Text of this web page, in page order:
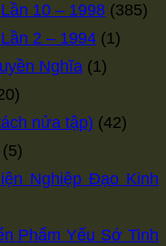
10 – 1998 (385)
2 – 1994 (1)
Nghĩa (1)
nửa tập) (42)
(5)
Nghiệp Đạo Kinh
Phẩm Yếu Sớ Tinh